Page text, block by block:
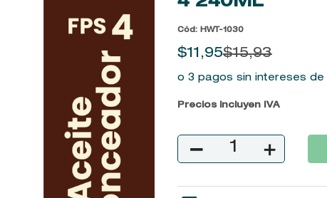
Cód : HWT-1030
$11 ,95$15,93
o 3 pagos sin intereses de
Precios incluyen IVA
＋
－